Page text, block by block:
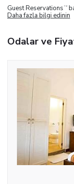
Guest Reservations TM
Daha fazla bilgi edinin
Odalar ve